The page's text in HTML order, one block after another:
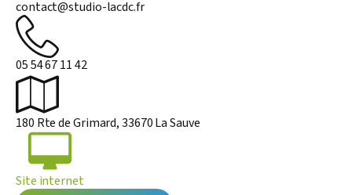
contact@studio-lacdc.fr
05 54 67 11 42
180 Rte de Grimard, 33670 La Sauve
Site internet